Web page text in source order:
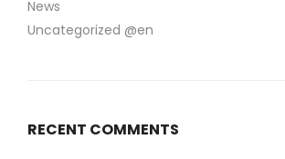
News
Uncategorized @en
RECENT COMMENTS